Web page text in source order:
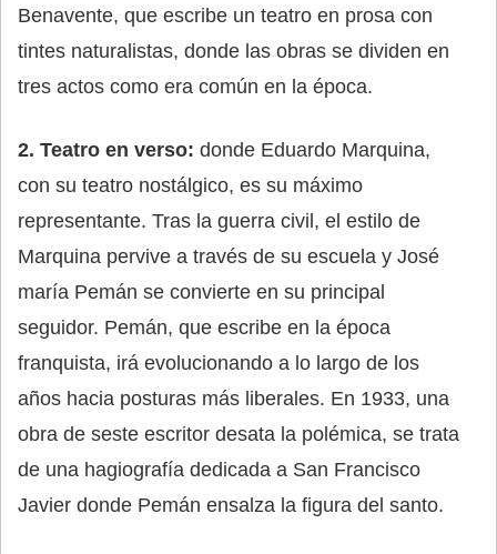
Benavente, que escribe un teatro en prosa con
tintes naturalistas, donde las obras se dividen en
tres actos como era común en la época.
2. Teatro en verso: donde Eduardo Marquina,
con su teatro nostálgico, es su máximo
representante. Tras la guerra civil, el estilo de
Marquina pervive a través de su escuela y José
maría Pemán se convierte en su principal
seguidor. Pemán, que escribe en la época
franquista, irá evolucionando a lo largo de los
años hacia posturas más liberales. En 1933, una
obra de seste escritor desata la polémica, se trata
de una hagiografía dedicada a San Francisco
Javier donde Pemán ensalza la figura del santo.